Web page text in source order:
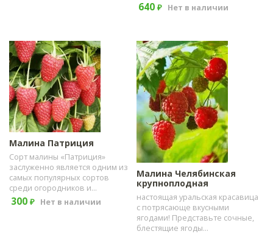
640 ₽ Нет в наличии
Малина Патриция
Сорт малины «Патриция»
заслуженно является одним из
самых популярных сортов
среди огородников и...
300 ₽ Нет в наличии
Малина Челябинская
крупноплодная
настоящая уральская красавица
с потрясающе вкусными
ягодами! Представьте сочные,
блестящие ягоды...